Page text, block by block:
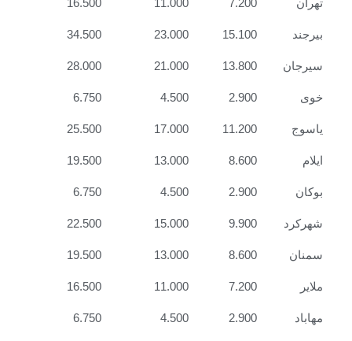
بیرجند 15.100
23.000
34.500
سیرجان 13.800
21.000
28.000
2.900
4.500
6.750
یاسوج 11.200
17.000
25.500
8.600
13.000
19.500
بوکان 2.900
4.500
6.750
شهرکرد 9.900
15.000
22.500
سمنان 8.600
13.000
19.500
7.200
11.000
16.500
مهاباد 2.900
4.500
6.750